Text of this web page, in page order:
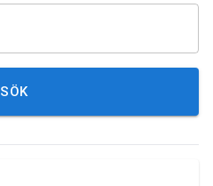
SÖK